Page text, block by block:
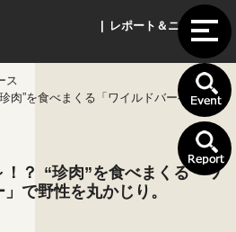
| レポート＆ニュース |
ス
肉”を食べまくる「ワイルドバーベキュ
？ “珍肉”を食べまくる「ワ
で野性を丸かじり。